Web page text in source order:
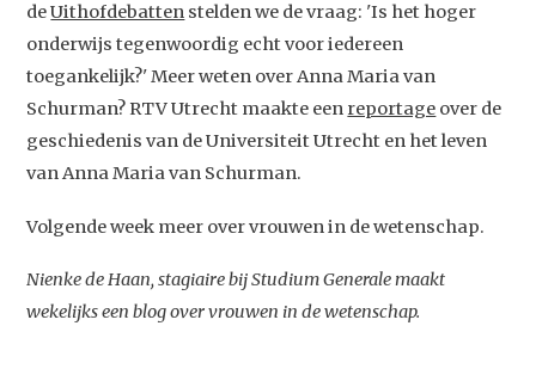
deUithofdebatten stelden we de vraag: 'Is het hoger
onderwijs tegenwoordig echt voor iedereen
toegankelijk?' Meer weten over Anna Maria van
Schurman? RTV Utrecht maakte een reportage over de
geschiedenis van de Universiteit Utrecht en het leven
van Anna Maria van Schurman.
Volgende week meer over vrouwen in de wetenschap.
Nienke de Haan, stagiaire bij Studium Generale maakt
wekelijks een blog over vrouwen in de wetenschap.